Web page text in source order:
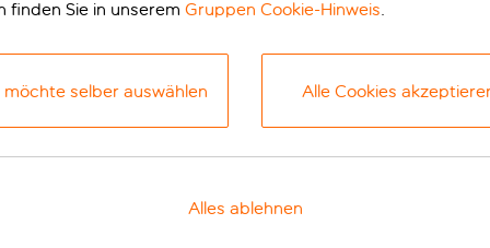
finden Sie in unserem Gruppen Cookie-Hinweis.
möchte selber auswählen Alle Cookies
Alles ablehnen